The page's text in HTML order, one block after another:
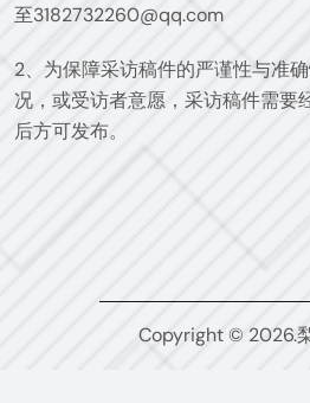
至3182732260@qq.com
2、为保障采访稿件的严谨性与准
况，或受访者意愿，采访稿件需要
后方可发布。
Copyright © 2026.